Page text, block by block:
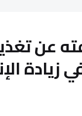
عن
زيادة